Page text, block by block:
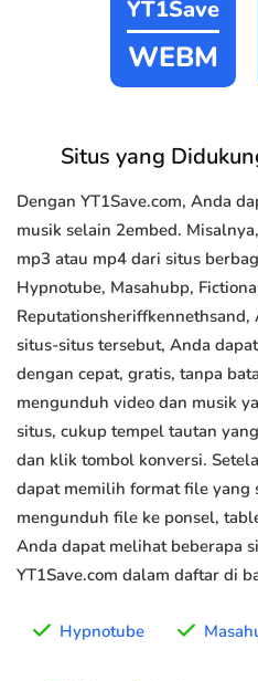
YT1Save
WEBM
Situs yang
Dengan YT1Save.com, Anda
musik selain 2embed.
mp3 atau mp4 dari situs
Hypnotube, Masahubp,
situs-situs tersebut, Anda
dengan cepat, gratis, tanpa
mengunduh video dan musik
situs, cukup tempel tautan
dan klik tombol konversi.
dapat memilih format file yang
mengunduh file ke ponsel,
Anda dapat melihat beberapa
YT1Save.com dalam daftar di
Hypnotube